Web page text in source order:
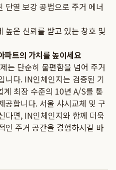
단열 보강 공법으로 주거 에너
높은 신뢰를 받고 있는 창호 및
파트의 가치를 높이세요
는 단순히 불편함을 넘어 주거
니다. IN인체인지는 검증된 기
계 최장 수준의 10년 A/S를 통
공합니다. 서울 샤시교체 및 구
다면, IN인체인지와 함께 더욱
인 주거 공간을 경험하시길 바